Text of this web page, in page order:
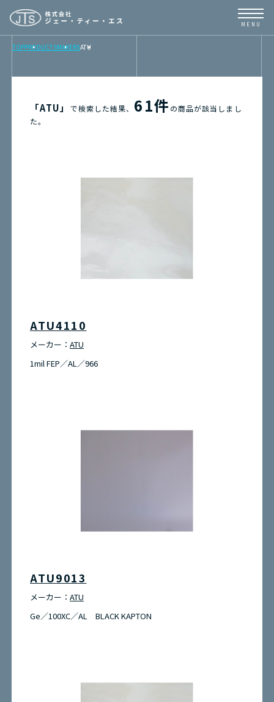
TOP
BUSINESS
環境問題への取り組み
TOPPRODUCTSMAKERSATU
「ATU」 で検索した結果、 61件の商品が該当しまし
た。
ATU4110
メーカー：ATU
1mil FEP／AL／966
ATU9013
メーカー：ATU
Ge／100XC／AL BLACK KAPTON